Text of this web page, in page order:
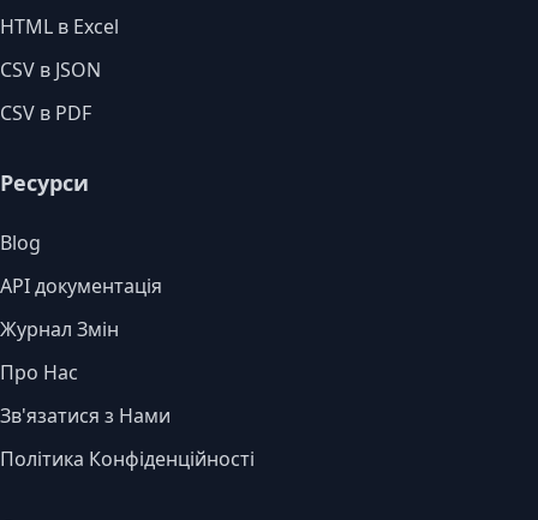
HTML в Excel
CSV в JSON
CSV в PDF
Ресурси
Blog
API документація
Журнал Змін
Про Нас
Зв'язатися з Нами
Політика Конфіденційності